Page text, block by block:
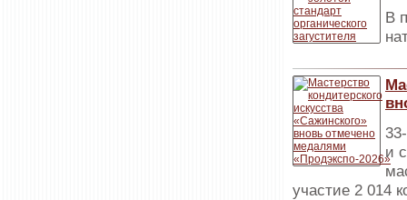
В
и
участие 2 014